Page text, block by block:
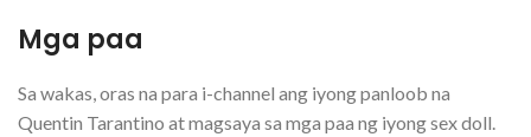
Mga paa
Sa wakas, oras na para i-channel ang iyong panloob na
Quentin Tarantino at magsaya sa mga paa ng iyong sex doll.